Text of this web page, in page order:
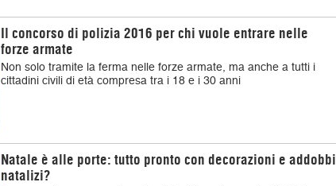
Il concorso di polizia 2016 per chi vuole entrare nelle
forze armate
Non solo tramite la ferma nelle forze armate, ma anche a tutti i
cittadini civili di età compresa tra i 18 e i 30 anni
Natale è alle porte: tutto pronto con decorazioni e addobbi
natalizi?